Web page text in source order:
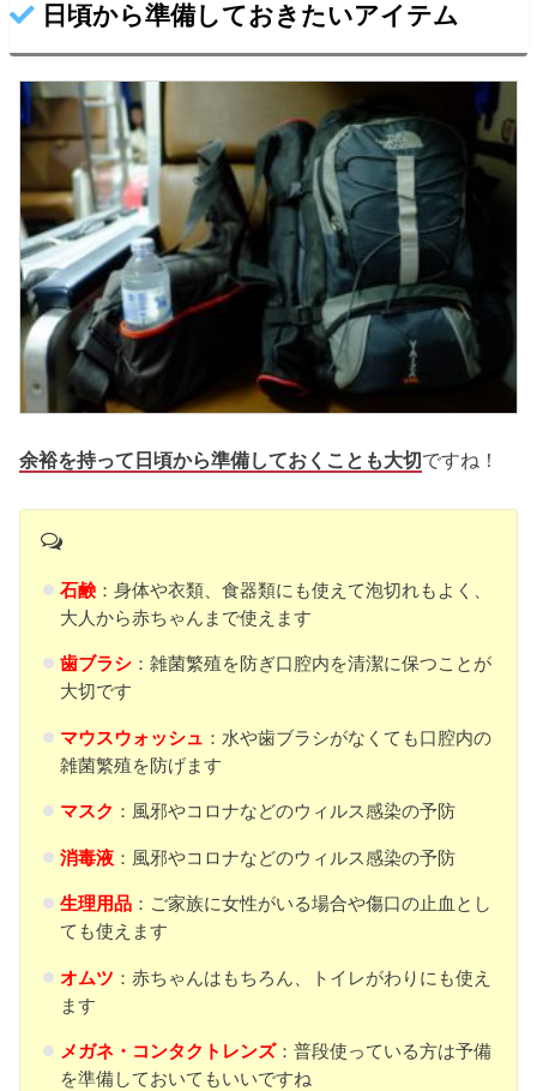
日頃から準備しておきたいアイテム
余裕を持って日頃から準備しておくことも大切 ですね！
石鹸：身体や衣類、食器類にも使えて泡切れもよく、
大人から赤ちゃんまで使えます
歯ブラシ：雑菌繁殖を防ぎ口腔内を清潔に保つことが
大切です
マウスウォッシュ ：水や歯ブラシがなくても口腔内の
雑菌繁殖を防げます
マスク ：風邪やコロナなどのウィルス感染の予防
消毒液：風邪やコロナなどのウィルス感染の予防
生理用品：ご家族に女性がいる場合や傷口の止血とし
ても使えます
オムツ ：赤ちゃんはもちろん、トイレがわりにも使え
ます
メガネ・コンタクトレンズ：普段使っている方は予備
を準備しておいてもいいですね